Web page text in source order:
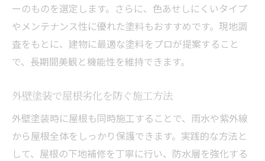
ーのものを選定します。さらに、色あせしにくいタイプ
やメンテナンス性に優れた塗料もおすすめです。現地調
査をもとに、建物に最適な塗料をプロが提案すること
で、長期間美観と機能性を維持できます。
外壁塗装で屋根劣化を防ぐ施工方法
外壁塗装時に屋根も同時施工することで、雨水や紫外線
から屋根全体をしっかり保護できます。実践的な方法と
して、屋根の下地補修を丁寧に行い、防水層を強化する